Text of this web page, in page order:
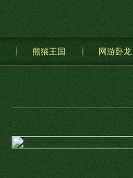
熊猫王国 网游卧龙